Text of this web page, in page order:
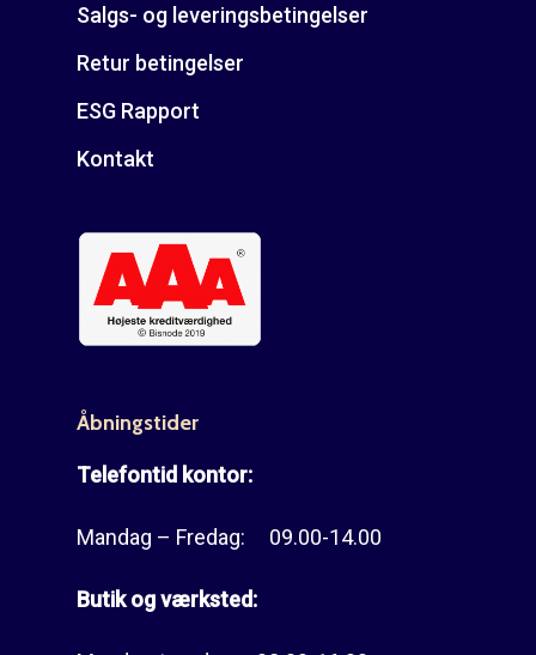
Salgs- og leveringsbetingelser
Retur betingelser
ESG Rapport
Kontakt
Åbningstider
Telefontid kontor:
Mandag – Fredag: 09.00-14.00
Butik og værksted: